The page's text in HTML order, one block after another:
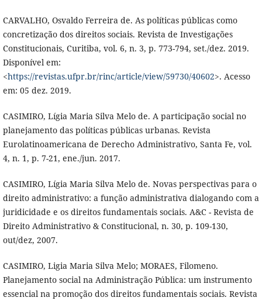
CARVALHO, Osvaldo Ferreira de. As políticas públicas como
concretização dos direitos sociais. Revista de Investigações
Constitucionais, Curitiba, vol. 6, n. 3, p. 773-794, set./dez. 2019.
Disponível em:
<https://revistas.ufpr.br/rinc/article/view/59730/40602>. Acesso
em: 05 dez. 2019.
CASIMIRO, Lígia Maria Silva Melo de. A participação social no
planejamento das políticas públicas urbanas. Revista
Eurolatinoamericana de Derecho Administrativo, Santa Fe, vol.
4, n. 1, p. 7-21, ene./jun. 2017.
CASIMIRO, Lígia Maria Silva Melo de. Novas perspectivas para o
direito administrativo: a função administrativa dialogando com a
juridicidade e os direitos fundamentais sociais. A&C - Revista de
Direito Administrativo & Constitucional, n. 30, p. 109-130,
out/dez, 2007.
CASIMIRO, Ligia Maria Silva Melo; MORAES, Filomeno.
Planejamento social na Administração Pública: um instrumento
essencial na promoção dos direitos fundamentais sociais. Revista